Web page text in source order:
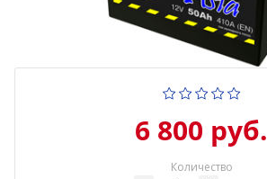
6 800 руб.
Количество